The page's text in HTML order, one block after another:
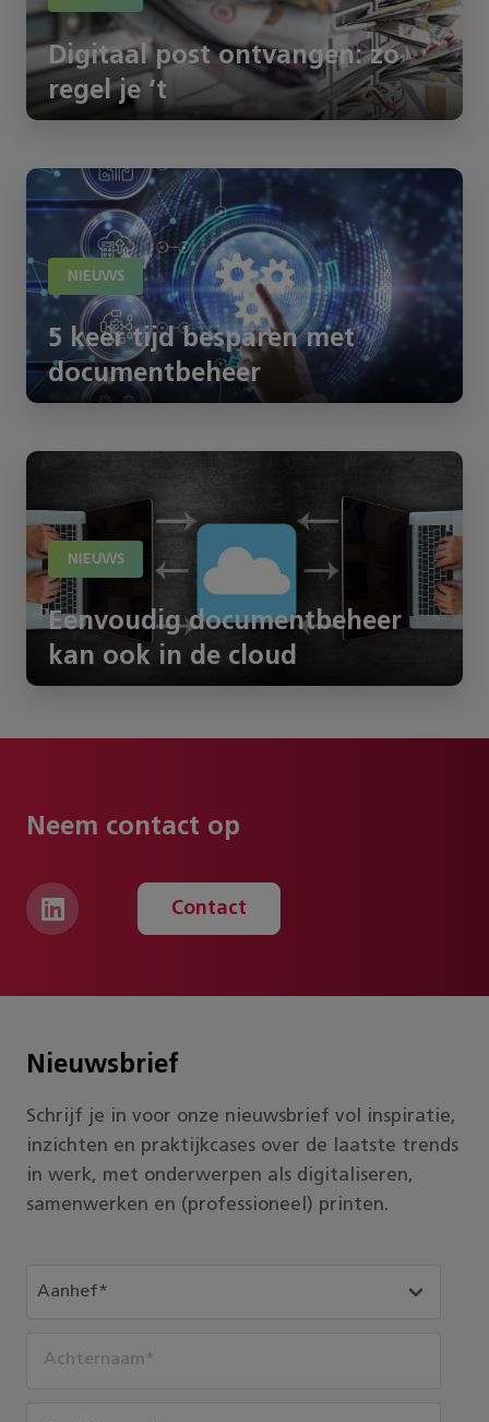
Digitaal post ontvangen: zo
regel je ‘t
NIEUWS
5 keer tijd besparen met
documentbeheer
NIEUWS
Eenvoudig documentbeheer
kan ook in de cloud
Neem contact op
Contact
Nieuwsbrief
Schrijf je in voor onze nieuwsbrief vol inspiratie,
inzichten en praktijkcases over de laatste trends
in werk, met onderwerpen als digitaliseren,
samenwerken en (professioneel) printen.